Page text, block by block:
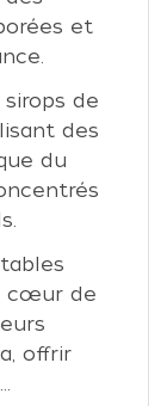
et
de
des
du
cœur de
offrir